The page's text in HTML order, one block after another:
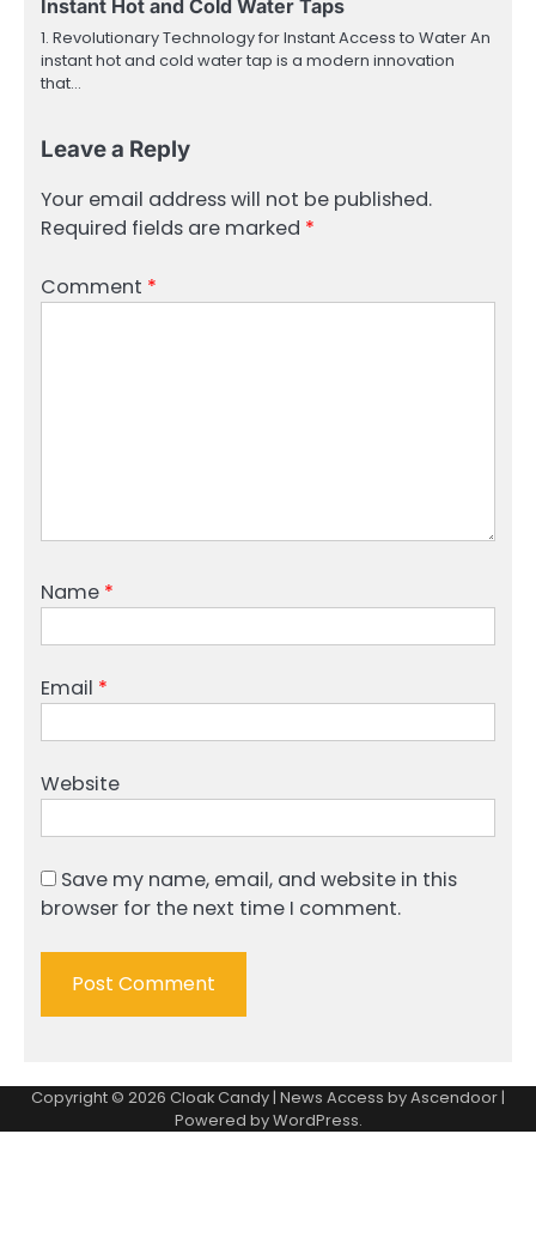
Instant Hot and Cold Water Taps
1. Revolutionary Technology for Instant Access to Water An
instant hot and cold water tap is a modern innovation
that…
Leave a Reply
Your email address will not be published.
Required fields are marked *
Comment *
Name *
Email *
Website
Save my name, email, and website in this
browser for the next time I comment.
Copyright © 2026 Cloak Candy | News Access byAscendoor |
Powered byWordPress.